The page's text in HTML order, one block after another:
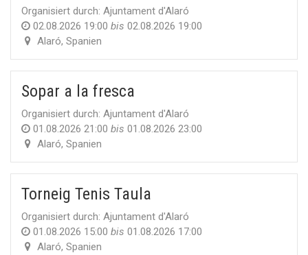
Organisiert durch: Ajuntament d'Alaró
02.08.2026 19:00 bis 02.08.2026 19:00
Alaró,Spanien
Sopar a la fresca
Organisiert durch: Ajuntament d'Alaró
01.08.2026 21:00 bis 01.08.2026 23:00
Alaró,Spanien
Torneig Tenis Taula
Organisiert durch: Ajuntament d'Alaró
01.08.2026 15:00 bis 01.08.2026 17:00
Alaró,Spanien